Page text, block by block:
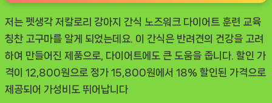
저는 펫생각 저칼로리 강아지 간식 노즈워크 다이어트 훈련 교육
칭찬 고구마를 알게 되었는데요. 이 간식은 반려견의 건강을 고려
하여 만들어진 제품으로, 다이어트에도 큰 도움을 줍니다. 할인 가
격이 12,800원으로 정가 15,800원에서 18% 할인된 가격으로
제공되어 가성비도 뛰어납니다